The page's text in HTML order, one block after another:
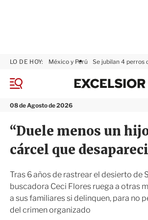
M
n
08 de Agosto de 2026
LO DE HOY: México y Perú Se jubilan 4 perros
x
i
o
r
“Duele menos un
cárcel que
Tras 6 años de rastrear el desierto de
buscadora Ceci Flores ruega a otras
a sus familiares si delinquen, para no
del crimen organizado